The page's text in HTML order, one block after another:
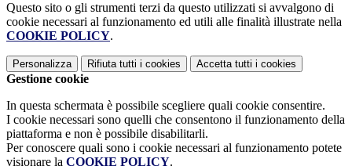
Questo sito o gli strumenti terzi da questo utilizzati si avvalgono di
cookie necessari al funzionamento ed utili alle finalità illustrate nella
COOKIE POLICY.
Personalizza Rifiuta tutti i cookies Accetta tutti i cookies
Gestione cookie
In questa schermata è possibile scegliere quali cookie consentire.
I cookie necessari sono quelli che consentono il funzionamento della
piattaforma e non è possibile disabilitarli.
Per conoscere quali sono i cookie necessari al funzionamento potete
visionare la COOKIE POLICY.